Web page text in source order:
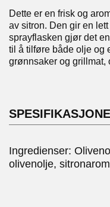
Dette er en frisk og
av sitron. Den gir en
sprayflasken gjør det
til å tilføre både olje og
grønnsaker og grillmat,
Ingredienser:
olivenolje,